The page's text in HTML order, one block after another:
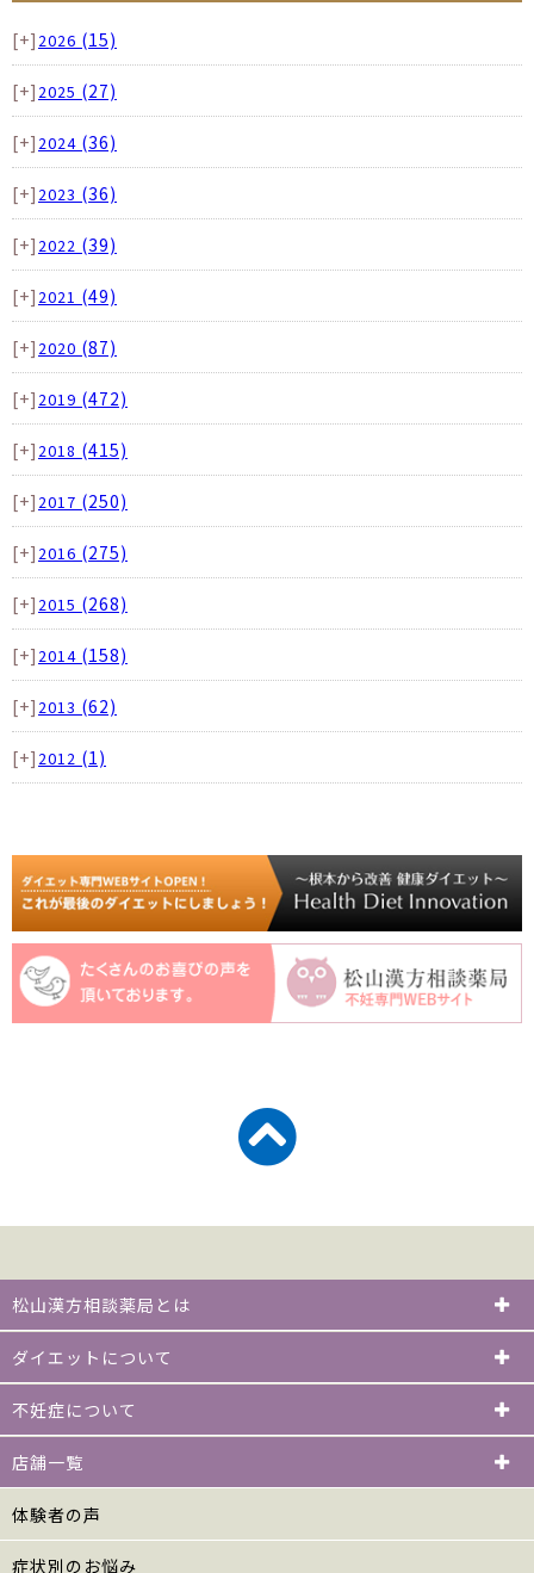
[+] 2026 (15)
[+] 2025 (27)
[+] 2024 (36)
[+] 2023 (36)
[+] 2022 (39)
[+] 2021 (49)
[+] 2020 (87)
[+] 2019 (472)
[+] 2018 (415)
[+] 2017 (250)
[+] 2016 (275)
[+] 2015 (268)
[+] 2014 (158)
[+] 2013 (62)
[+] 2012 (1)
松山漢方相談薬局とは
ダイエットについて
不妊症について
店舗一覧
体験者の声
症状別のお悩み